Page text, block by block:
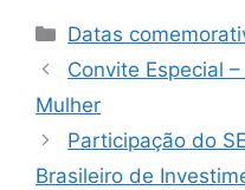
Datas
Convite Especial
Mulher
Participação do
Brasileiro de